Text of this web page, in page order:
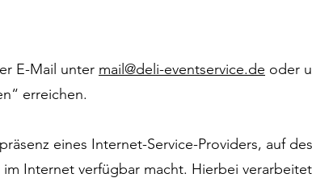
E-Mail unter mail@deli-eventservice.de oder
erreichen.
eines Internet-Service-Providers, auf
Internet verfügbar macht. Hierbei